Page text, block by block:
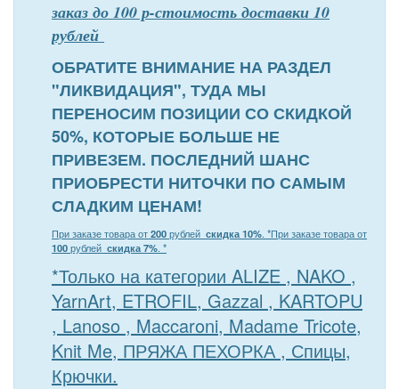
заказ до 100 р-стоимость доставки 10
рублей
ОБРАТИТЕ ВНИМАНИЕ НА РАЗДЕЛ
"ЛИКВИДАЦИЯ", ТУДА МЫ
ПЕРЕНОСИМ ПОЗИЦИИ СО СКИДКОЙ
50%, КОТОРЫЕ БОЛЬШЕ НЕ
ПРИВЕЗЕМ. ПОСЛЕДНИЙ ШАНС
ПРИОБРЕСТИ НИТОЧКИ ПО САМЫМ
СЛАДКИМ ЦЕНАМ!
При заказе товара от200рублей скидка 10%. *При заказе товара от
100рублей скидка 7%. *
*Только на категории ALIZE , NAKO ,
YarnArt, ETROFIL, Gazzal , KARTOPU
, Lanoso , Maccaroni, Madame Tricote,
Knit Me, ПРЯЖА ПЕХОРКА , Спицы,
Крючки.